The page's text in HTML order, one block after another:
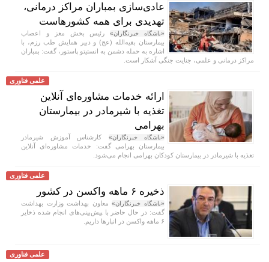
عادی‌سازی بمباران مراکز درمانی،
تهدیدی برای همه کشورهاست
«باشگاه خبرنگاران»رئیس بخش مغز و اعصاب
بیمارستان بقیه‌الله (عج) و دبیر همایش طب رزم، با
اشاره به حمله دشمن به انستیتو پاستور، گفت: بمباران
مراکز درمانی و علمی، جنایت جنگی آشکار است.
علمی فناوری
ارائه خدمات مشاوره‌ای آنلاین
تغذیه با شیرمادر در بیمارستان
بهرامی
«باشگاه خبرنگاران» کارشناس آموزش شیرمادر
بیمارستان بهرامی گفت: خدمات مشاوره‌ای آنلاین
تغذیه با شیرمادر در بیمارستان کودکان بهرامی انجام می‌شود.
علمی فناوری
ذخیره ۶ ماهه واکسن در کشور
«باشگاه خبرنگاران»معاون بهداشت وزارت بهداشت
گفت: در حال حاضر با پیش‌بینی‌های انجام شده ذخایر
۶ ماهه واکسن در انبار‌ها داریم.
علمی فناوری